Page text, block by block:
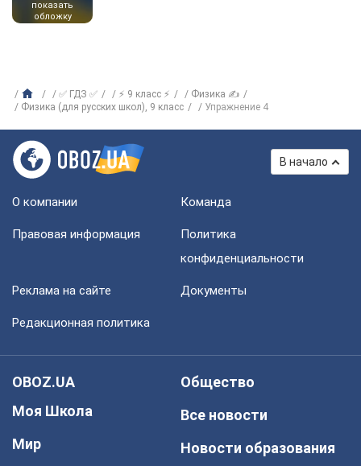
показать
обложку
✅ ГДЗ ✅ ⚡ 9 класс ⚡
Физика ✍
Физика (для русских школ), 9 класс
Упражнение 4
В начало
О компании Команда
Правовая информация
Политика
конфиденциальности
Реклама на сайте Документы
Редакционная политика
OBOZ.UA
Моя Школа
Мир
Общество
Все новости
Новости образования